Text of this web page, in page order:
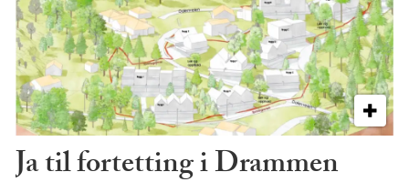
Ja til fortetting i Drammen